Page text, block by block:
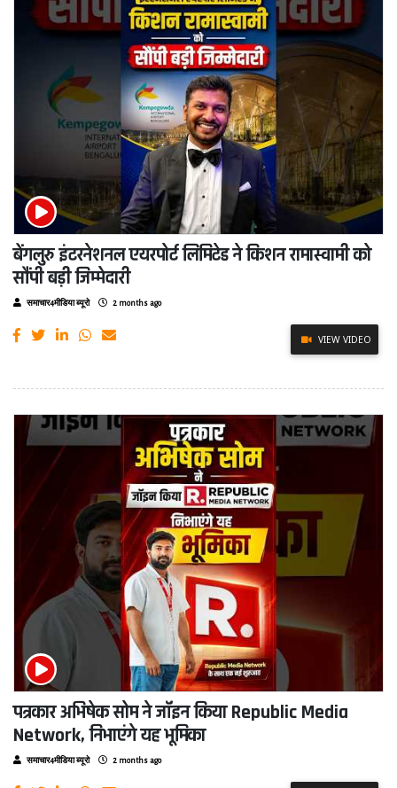
बेंगलुरु इंटरनेशनल एयरपोर्ट लिमिटेड ने किशन रामास्वामी को
सौंपी बड़ी जिम्मेदारी
समाचार4मीडिया ब्यूरो 2 months ago
VIEW VIDEO
पत्रकार अभिषेक सोम ने जॉइन किया Republic Media
Network, निभाएंगे यह भूमिका
समाचार4मीडिया ब्यूरो 2 months ago